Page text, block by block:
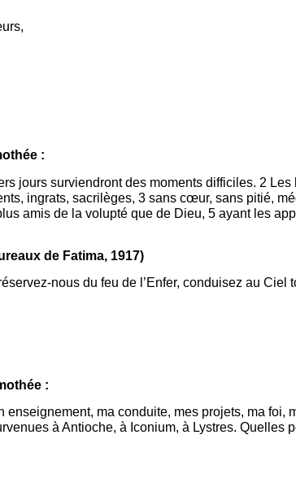
:
jours surviendront des moments difficiles. 2
ingrats, sacrilèges, 3 sans cœur, sans pitié,
amis de la volupté que de Dieu, 5 ayant les
de Fatima, 1917)
nous du feu de l’Enfer, conduisez au
:
enseignement, ma conduite, mes projets, ma
à Antioche, à Iconium, à Lystres. Quelles